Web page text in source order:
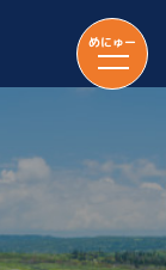
めにゅー